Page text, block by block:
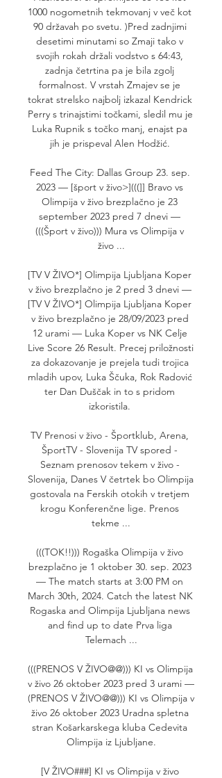
1000 nogometnih tekmovanj v več kot
90 državah po svetu. )Pred zadnjimi
desetimi minutami so Zmaji tako v
svojih rokah držali vodstvo s 64:43,
zadnja četrtina pa je bila zgolj
formalnost. V vrstah Zmajev se je
tokrat strelsko najbolj izkazal Kendrick
Perry s trinajstimi točkami, sledil mu je
Luka Rupnik s točko manj, enajst pa
jih je prispeval Alen Hodžić.
Feed The City: Dallas Group 23. sep.
2023 — [šport v živo>](((]] Bravo vs
Olimpija v živo brezplačno je 23
september 2023 pred 7 dnevi —
(((Šport v živo))) Mura vs Olimpija v
živo ...
[TV V ŽIVO*] Olimpija Ljubljana Koper
v živo brezplačno je 2 pred 3 dnevi —
[TV V ŽIVO*] Olimpija Ljubljana Koper
v živo brezplačno je 28/09/2023 pred
12 urami — Luka Koper vs NK Celje
Live Score 26 Result. Precej priložnosti
za dokazovanje je prejela tudi trojica
mladih upov, Luka Ščuka, Rok Radović
ter Dan Duščak in to s pridom
izkoristila.
TV Prenosi v živo - Športklub, Arena,
ŠportTV - Slovenija TV spored -
Seznam prenosov tekem v živo -
Slovenija, Danes V četrtek bo Olimpija
gostovala na Ferskih otokih v tretjem
krogu Konferenčne lige. Prenos
tekme ...
(((TOK!!))) Rogaška Olimpija v živo
brezplačno je 1 oktober 30. sep. 2023
— The match starts at 3:00 PM on
March 30th, 2024. Catch the latest NK
Rogaska and Olimpija Ljubljana news
and find up to date Prva liga
Telemach ...
(((PRENOS V ŽIVO@@))) KI vs Olimpija
v živo 26 oktober 2023 pred 3 urami —
(PRENOS V ŽIVO@@))) KI vs Olimpija v
živo 26 oktober 2023 Uradna spletna
stran Košarkarskega kluba Cedevita
Olimpija iz Ljubljane.
[V ŽIVO###] KI vs Olimpija v živo